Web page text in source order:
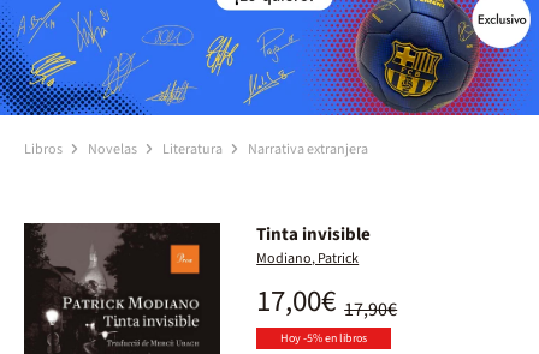
Libros Novelas Literatura Narrativa extranjera
Tinta invisible
Modiano, Patrick
17,90€
17,00€
Hoy -5% en libros